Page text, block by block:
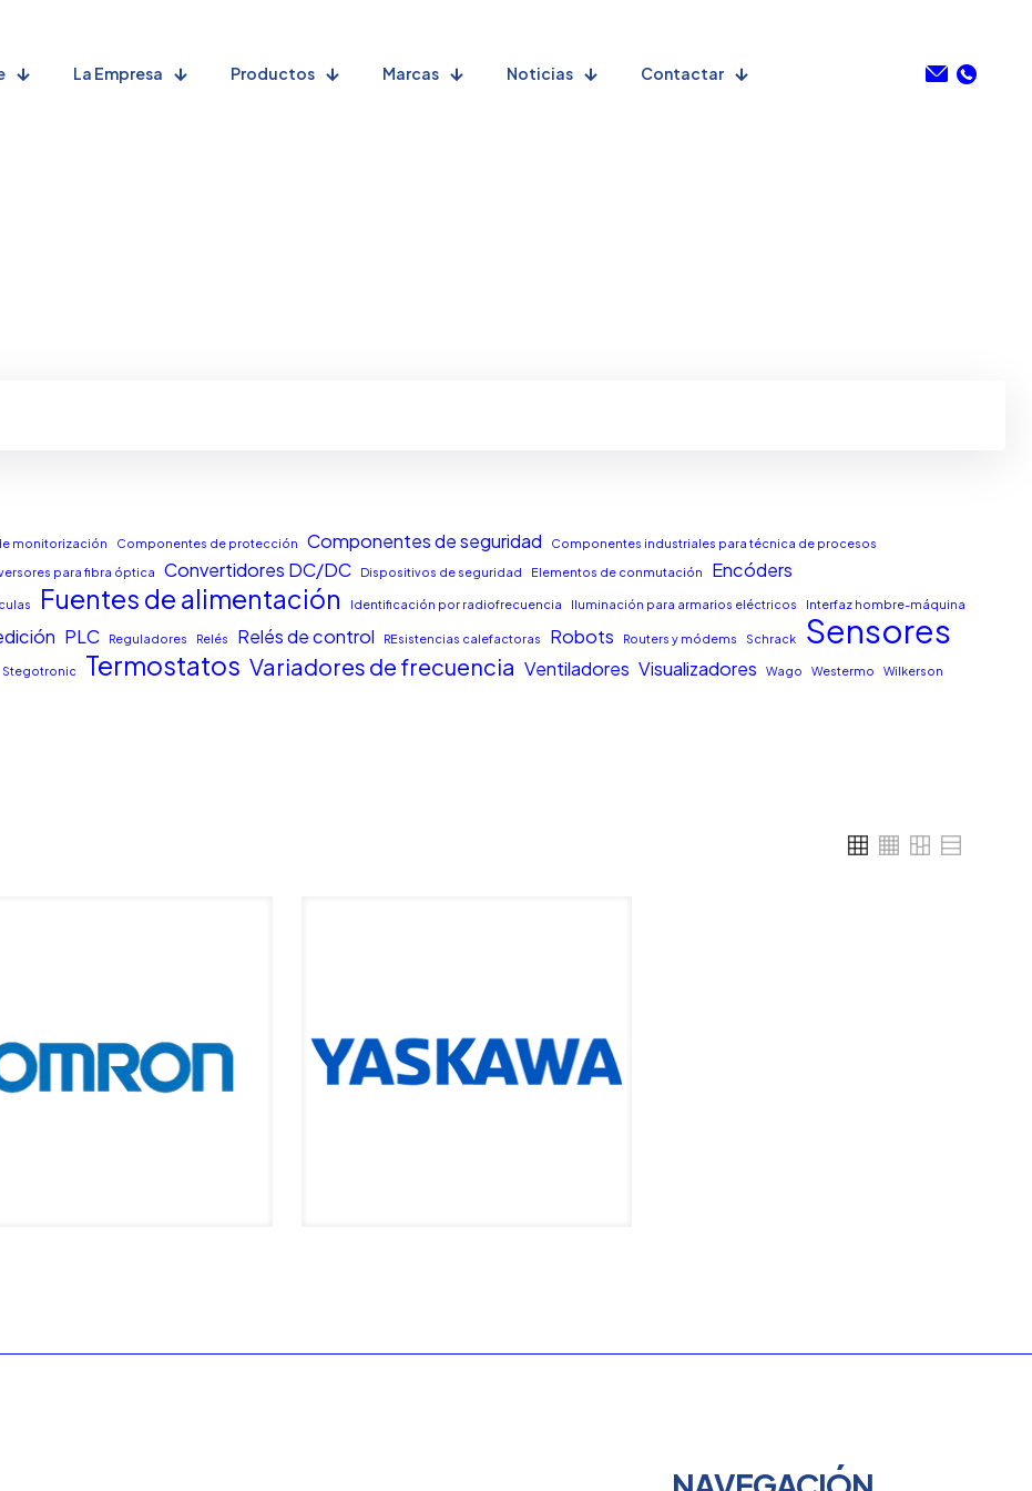
La Empresa Productos Marcas Noticias Contactar
monitorización Componentes de protección Componentes de seguridad
Componentes industriales para técnica de procesos
para fibra óptica Convertidores DC/DC Dispositivos de seguridad Elementos de conmutación Encóders
Fuentes de alimentación Identificación por radiofrecuencia Iluminación para armarios eléctricos Interfaz hombre-máquina
PLC Reguladores Relés Relés de control REsistencias calefactoras Robots Routers y módems Schrack Sensores
Stegotronic Termostatos Variadores de frecuencia Ventiladores Visualizadores Wago Westermo Wilkerson